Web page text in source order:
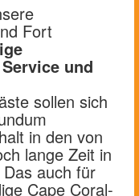
Fort
Service und
sollen sich
in den von
lange Zeit in
auch für
Cape Coral-